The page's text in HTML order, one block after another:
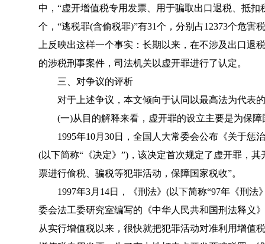
中，“虚开增值税专用发票、用于骗取出口退税、抵扣
个，“逃税罪(含偷税罪)”有31个，分别占12373个危害
上反映出这样一个事实：长期以来，在不涉及出口
的涉税刑事案件，司法机关以虚开罪进行了认定。
三、对争议的评析
对于上述争议，本文倾向于认同以最高法为代表
(一)从目的解释来看，虚开罪的设立主要是为保障
1995年10月30日，全国人大常委会公布《关于惩
(以下简称“《决定》”)，该决定首次规定了虚开罪，
票进行偷税、骗税等犯罪活动，保障国家税收”。
1997年3月14日，《刑法》(以下简称“97年《刑法
委会法工委研究室编写的《中华人民共和国刑法释义
从实行增值税以来，很快就把犯罪活动对准利用增值